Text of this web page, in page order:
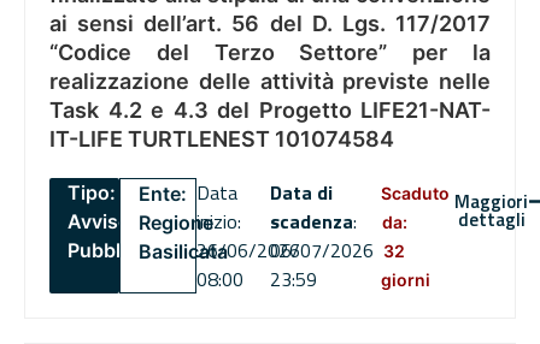
ai sensi dell’art. 56 del D. Lgs. 117/2017
“Codice del Terzo Settore” per la
realizzazione delle attività previste nelle
Task 4.2 e 4.3 del Progetto LIFE21-NAT-
IT-LIFE TURTLENEST 101074584
Tipo:
Avviso
Pubblico
Ente:
Regione
Basilicata
Data
inizio:
26/06/2026
08:00
Data di
scadenza:
06/07/2026
23:59
Scaduto
da:
32
giorni
Maggiori
dettagli